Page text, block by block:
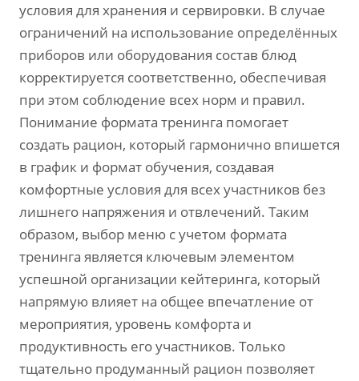
условия для хранения и сервировки. В случае
ограничений на использование определённых
приборов или оборудования состав блюд
корректируется соответственно, обеспечивая
при этом соблюдение всех норм и правил.
Понимание формата тренинга помогает
создать рацион, который гармонично впишется
в график и формат обучения, создавая
комфортные условия для всех участников без
лишнего напряжения и отвлечений. Таким
образом, выбор меню с учетом формата
тренинга является ключевым элементом
успешной организации кейтеринга, который
напрямую влияет на общее впечатление от
мероприятия, уровень комфорта и
продуктивность его участников. Только
тщательно продуманный рацион позволяет